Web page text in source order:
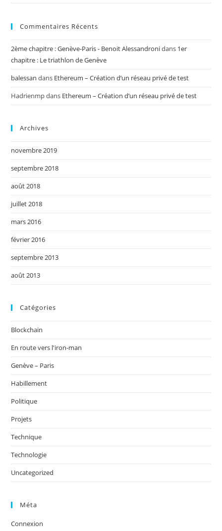
Commentaires Récents
2ème chapitre : Genève-Paris - Benoit Alessandronidans 1er
chapitre : Le triathlon de Genève
balessan dans Ethereum – Création d’un réseau privé de test
Hadrienmpdans Ethereum – Création d’un réseau privé de test
Archives
novembre 2019
septembre 2018
août 2018
juillet 2018
mars 2016
février 2016
septembre 2013
août 2013
Catégories
Blockchain
En route vers l'iron-man
Genève – Paris
Habillement
Politique
Projets
Technique
Technologie
Uncategorized
Méta
Connexion